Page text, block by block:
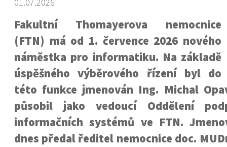
Fakultní Thomayerova nemocnice
(FTN) má od 1. července 2026 nového
náměstka pro informatiku. Na základě
úspěšného výběrového řízení byl do
této funkce jmenován Ing. Michal
působil jako vedoucí Oddělení
informačních systémů ve FTN.
dnes předal ředitel nemocnice doc.